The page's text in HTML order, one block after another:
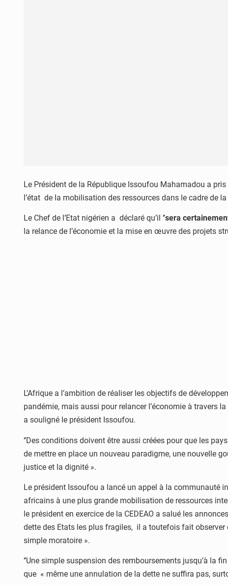
Le Président de la République Issoufou Mahamadou a
l’état de la mobilisation des ressources dans le cadre de
Le Chef de l’Etat nigérien a déclaré qu’il ‘’sera
la relance de l’économie et la mise en œuvre des projets
L’Afrique a l’ambition de réaliser les objectifs de
pandémie, mais aussi pour relancer l’économie à travers
a souligné le président Issoufou.
‘’Des conditions doivent être aussi créées pour que les
de mettre en place un nouveau paradigme, une nouvelle
justice et la dignité ».
Le président Issoufou a lancé un appel à la communauté
africains à une plus grande mobilisation de ressources
le président en exercice de la CEDEAO a salué les
dette des Etats les plus fragiles, il a toutefois fait observer
simple moratoire ».
‘’Une simple suspension des remboursements jusqu’à la
que « même une annulation de la dette ne suffira pas,